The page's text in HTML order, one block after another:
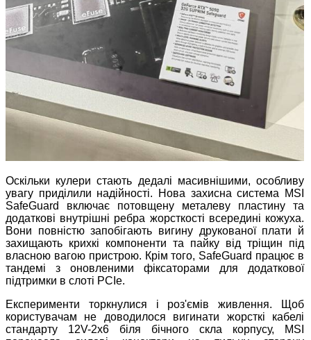
Оскільки кулери стають дедалі масивнішими, особливу
увагу приділили надійності. Нова захисна система MSI
SafeGuard включає потовщену металеву пластину та
додаткові внутрішні ребра жорсткості всередині кожуха.
Вони повністю запобігають вигину друкованої плати й
захищають крихкі компоненти та пайку від тріщин під
власною вагою пристрою. Крім того, SafeGuard працює в
тандемі з оновленими фіксаторами для додаткової
підтримки в слоті PCIe.
Експерименти торкнулися і роз'ємів живлення. Щоб
користувачам не доводилося вигинати жорсткі кабелі
стандарту 12V-2x6 біля бічного скла корпусу, MSI